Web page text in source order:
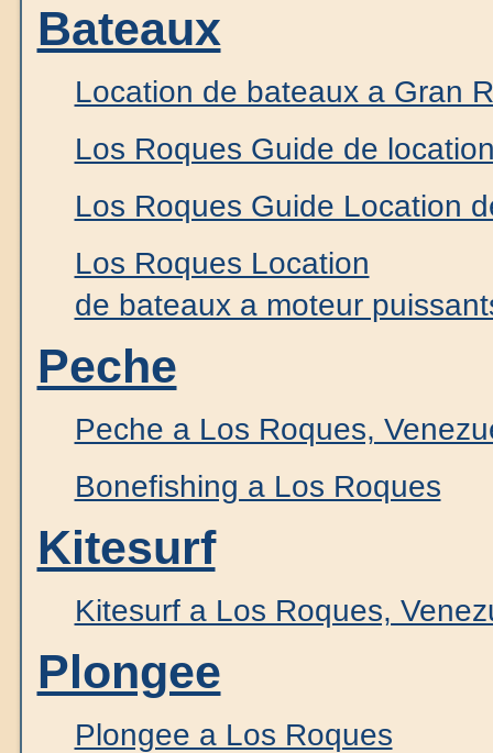
Bateaux
Location de bateaux a Gran
Los Roques Guide de
Los Roques Guide Location
Los Roques Location
de bateaux a moteur
Peche
Peche a Los Roques,
Bonefishing a Los Roques
Kitesurf
Kitesurf a Los Roques,
Plongee
Plongee a Los Roques